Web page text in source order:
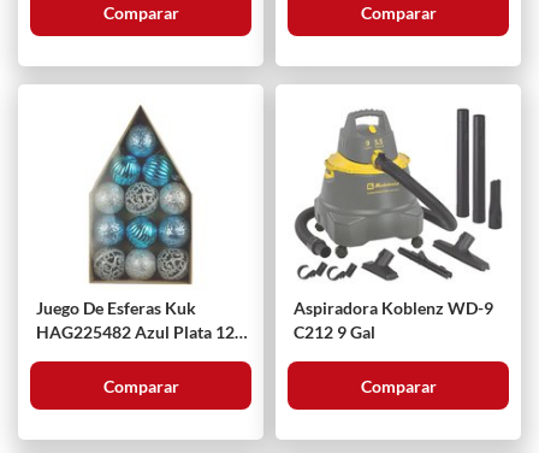
Comparar
Comparar
Juego De Esferas Kuk
HAG225482 Azul Plata 12
Comparar
Aspiradora Koblenz WD-9
C212 9 Gal
Comparar